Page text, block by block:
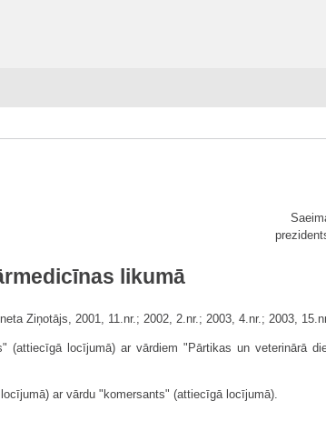
likumā
Ziņotājs, 2001, 11.nr.; 2002, 2.nr.; 2003, 4.nr.; 2003,
locījumā) ar vārdiem "Pārtikas un veterinārā
ar vārdu "komersants" (attiecīgā locījumā).